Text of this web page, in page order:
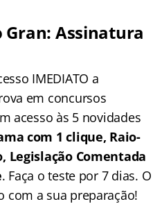
Gran: Assinatura
IMEDIATO a
em concursos
acesso às 5 novidades
com 1 clique, Raio-
Legislação Comentada
. Faça o teste por 7 dias. O
com a sua preparação!